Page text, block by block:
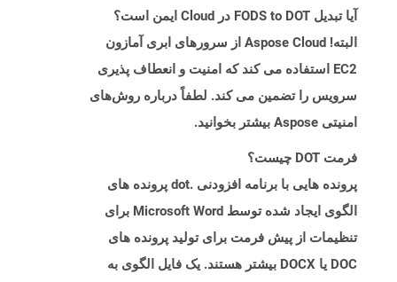
آیا تبدیل FODS to DOT در Cloud ایمن است؟
البته! Aspose Cloud از سرورهای ابری آمازون
EC2 استفاده می کند که امنیت و انعطاف پذیری
سرویس را تضمین می کند. لطفاً درباره روش‌های
امنیتی Aspose بیشتر بخوانید.
فرمت DOT چیست؟
پرونده هایی با برنامه افزودنی .dot پرونده های
الگوی ایجاد شده توسط Microsoft Word برای
تنظیمات از پیش فرمت برای تولید پرونده های
DOC یا DOCX بیشتر هستند. یک فایل الگوی به